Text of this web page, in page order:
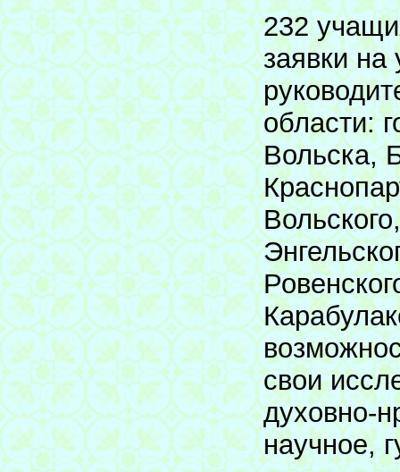
232
заявки на
области:
Вольска,
свои
духовно-
научное,